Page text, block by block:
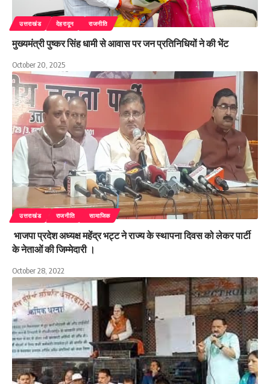
उत्तराखंड देहरादून राजनीति
मुख्यमंत्री पुष्कर सिंह धामी से आवास पर जन प्रतिनिधियों ने की भेंट
October 20, 2025
उत्तराखंड राजनीति सामाजिक
भाजपा प्रदेश अध्यक्ष महेंद्र भट्ट ने राज्य के स्थापना दिवस को लेकर पार्टी
के नेताओं की जिम्मेदारी ।
October 28, 2022